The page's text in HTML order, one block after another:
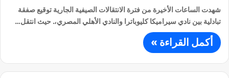
شهدت الساعات الأخيرة من فترة الانتقالات الصيفية الجارية توقيع صفقة
تبادلية بين نادي سيراميكا كليوباترا والنادي الأهلي المصري،. حيث انتقل…
أكمل القراءة »